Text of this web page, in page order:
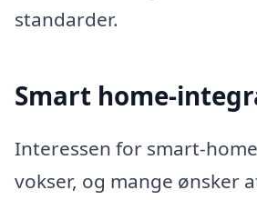
standarder.
Smart home-
Interessen for smart-
vokser, og mange ønsker